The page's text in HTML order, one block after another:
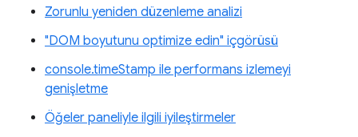
Zorunlu yeniden düzenleme analizi
"DOM boyutunu optimize edin" içgörüsü
console.timeStamp ile performans izlemeyi
genişletme
Öğeler paneliyle ilgili iyileştirmeler